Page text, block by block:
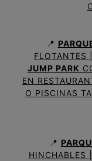
📍
FLOTANTES
JUMP PARK
EN
O PISCINAS
📍
HINCHABLES